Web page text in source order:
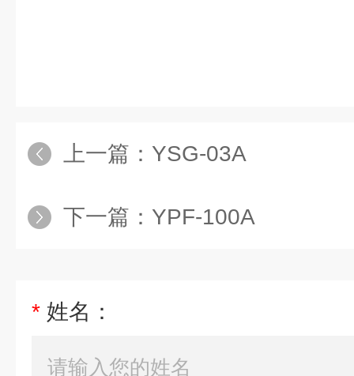
上一篇： YSG-03A
下一篇： YPF-100A
* 姓名：